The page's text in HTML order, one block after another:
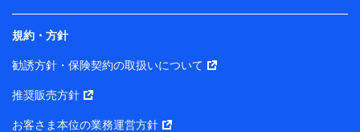
って、以下の提携代理店とお客様の個人データを共同利
用することがあります。
1. 共同利用する個人データの項目
規約・方針
勧誘方針・保険契約の取扱いについて
推奨販売方針
お客さま本位の業務運営方針